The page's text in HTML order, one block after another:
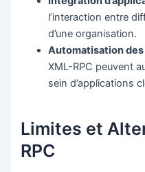
l’interaction entre
d’une organisation.
Automatisation
XML-RPC peuvent
sein d’applications
Limites et
RPC